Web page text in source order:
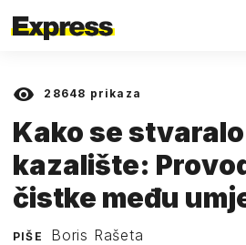
28648 prikaza
Kako se
kazalište:
čistke među
PIŠE Boris Rašeta